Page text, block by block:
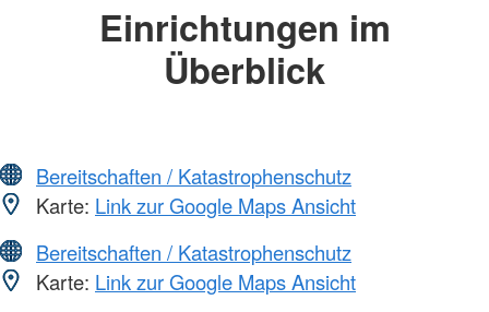
Einrichtungen im
Überblick
Bereitschaften / Katastrophenschutz
Karte: Link zur Google Maps Ansicht
Bereitschaften / Katastrophenschutz
Karte: Link zur Google Maps Ansicht